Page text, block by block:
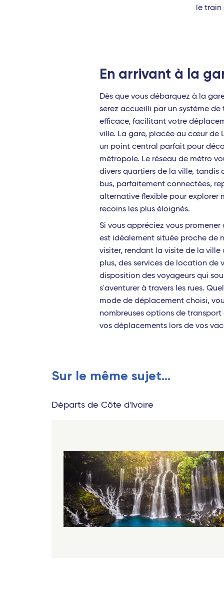
le train
En arrivant à la
Dès que vous débarquez à la
serez accueilli par un système de
efficace, facilitant votre
ville. La gare, placée au cœur de
un point central parfait pour
métropole. Le réseau de métro
divers quartiers de la ville, tandis
bus, parfaitement connectées,
alternative flexible pour explorer
recoins les plus éloignés.
Si vous appréciez vous
est idéalement située proche de
visiter, rendant la visite de la ville
plus, des services de location de
disposition des voyageurs qui
s'aventurer à travers les rues.
mode de déplacement choisi,
nombreuses options de
vos déplacements lors de vos
Sur le même sujet...
Départs de Côte d'Ivoire